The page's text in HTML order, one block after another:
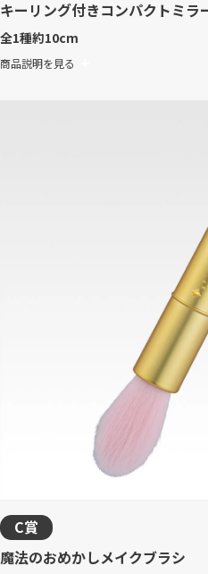
キーリング付きコンパクトミラ
全1種約10cm
商品説明を見る
C賞
魔法のおめかしメイクブラシ